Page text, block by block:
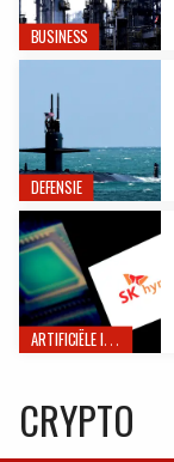
BUSINESS
DEFENSIE
ARTIFICIËLE INTELLIGENTIE
CRYPTO